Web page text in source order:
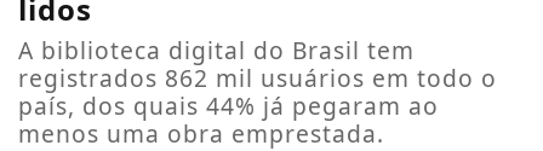
lidos
A biblioteca digital do Brasil tem
registrados 862 mil usuários em todo o
país, dos quais 44% já pegaram ao
menos uma obra emprestada.